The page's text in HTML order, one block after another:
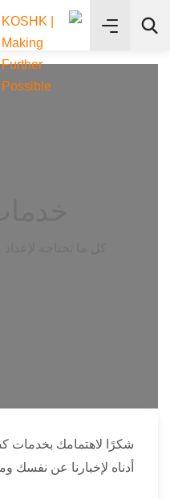
شكرًا لاهتمامك بخدمات
أدناه لإخبارنا عن